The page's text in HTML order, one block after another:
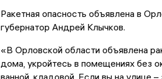
Ракетная опасность объявлена в
губернатор Андрей Клычков.
«В Орловской области объявлена
дома, укройтесь в помещениях без